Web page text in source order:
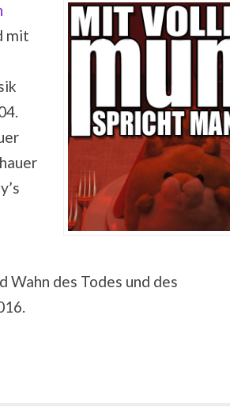
mit
Wahn des Todes und des